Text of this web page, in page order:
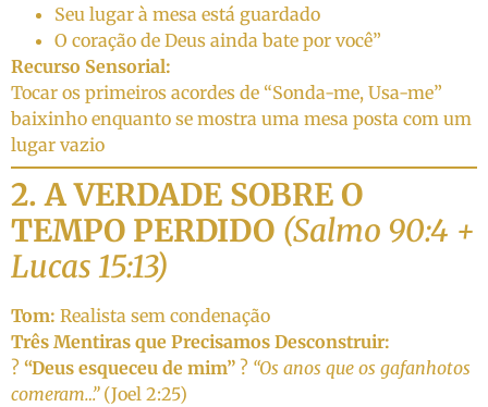
Seu lugar à mesa está guardado
O coração de Deus ainda bate por você”
Recurso Sensorial:
Tocar os primeiros acordes de “Sonda-me, Usa-me”
baixinho enquanto se mostra uma mesa posta com um
lugar vazio
2. A VERDADE SOBRE O
TEMPO PERDIDO (Salmo 90:4 +
Lucas 15:13)
Tom: Realista sem condenação
Três Mentiras que Precisamos Desconstruir:
? “Deus esqueceu de mim” ? “Os anos que os gafanhotos
comeram…”(Joel 2:25)